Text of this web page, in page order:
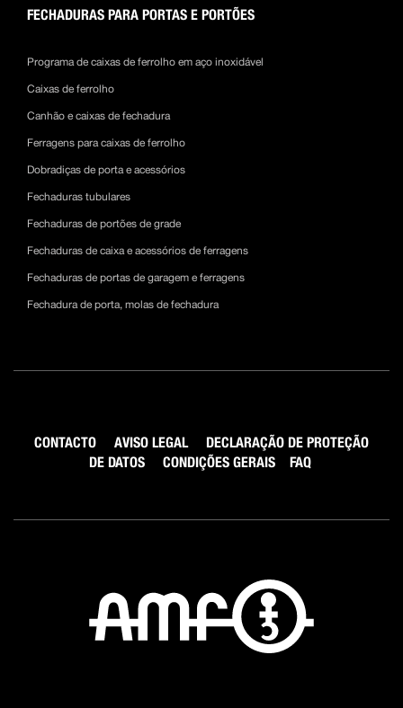
FECHADURAS PARA PORTAS E PORTÕES
Programa de caixas de ferrolho em aço inoxidável
Caixas de ferrolho
Canhão e caixas de fechadura
Ferragens para caixas de ferrolho
Dobradiças de porta e acessórios
Fechaduras tubulares
Fechaduras de portões de grade
Fechaduras de caixa e acessórios de ferragens
Fechaduras de portas de garagem e ferragens
Fechadura de porta, molas de fechadura
CONTACTO AVISO LEGAL
DECLARAÇÃO DE PROTEÇÃO
DE DATOS
CONDIÇÕES GERAIS FAQ